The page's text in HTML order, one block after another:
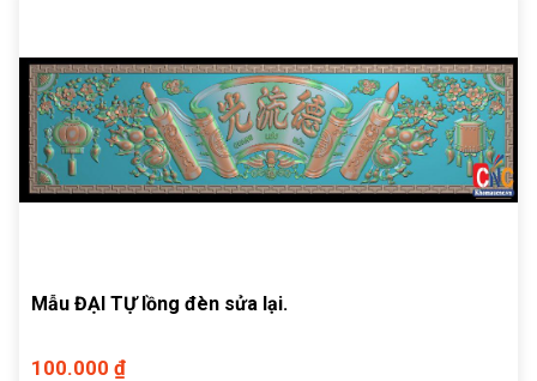
Mẫu ĐẠI TỰ lồng đèn sửa lại.
100.000 ₫